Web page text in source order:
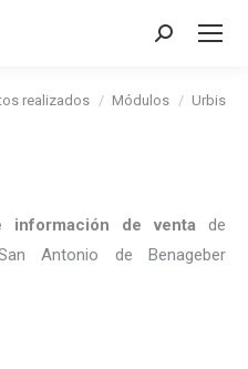
Search:
realizados Módulos Urbis
de ventade
Antonio de Benageber